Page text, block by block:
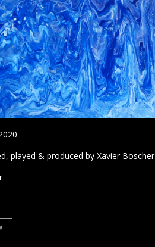
played & produced by Xavier Boscher